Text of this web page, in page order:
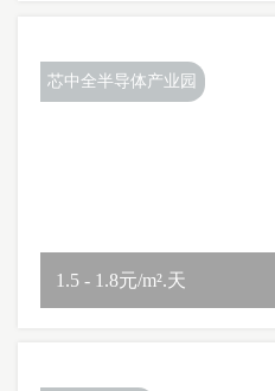
芯中全半导体产业园
1.5 - 1.8元/m².天